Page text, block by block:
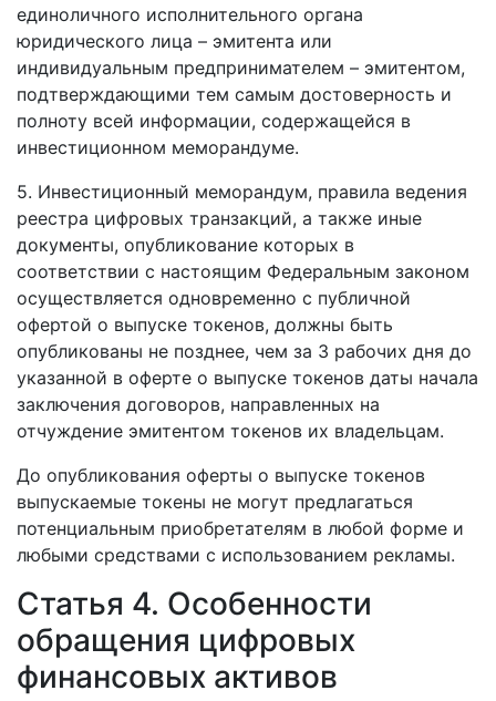
единоличного исполнительного органа
юридического лица – эмитента или
индивидуальным предпринимателем – эмитентом,
подтверждающими тем самым достоверность и
полноту всей информации, содержащейся в
инвестиционном меморандуме.
5. Инвестиционный меморандум, правила ведения
реестра цифровых транзакций, а также иные
документы, опубликование которых в
соответствии с настоящим Федеральным законом
осуществляется одновременно с публичной
офертой о выпуске токенов, должны быть
опубликованы не позднее, чем за 3 рабочих дня до
указанной в оферте о выпуске токенов даты начала
заключения договоров, направленных на
отчуждение эмитентом токенов их владельцам.
До опубликования оферты о выпуске токенов
выпускаемые токены не могут предлагаться
потенциальным приобретателям в любой форме и
любыми средствами с использованием рекламы.
Статья 4. Особенности
обращения цифровых
финансовых активов